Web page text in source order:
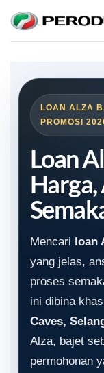
content
LOAN ALZA
PROMOSI
Loan
Mencari loan
yang jelas,
proses
ini dibina
Caves,
Alza, bajet
permohonan